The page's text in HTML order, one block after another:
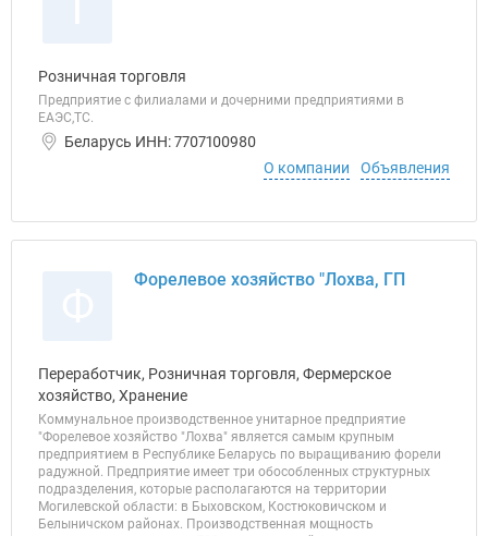
Розничная торговля
Предприятие с филиалами и дочерними предприятиями в
ЕАЭС,ТС.
Беларусь ИНН: 7707100980
О компании
Объявления
Форелевое хозяйство "Лохва, ГП
Переработчик, Розничная торговля, Фермерское
хозяйство, Хранение
Коммунальное производственное унитарное предприятие
"Форелевое хозяйство "Лохва" является самым крупным
предприятием в Республике Беларусь по выращиванию форели
радужной. Предприятие имеет три обособленных структурных
подразделения, которые располагаются на территории
Могилевской области: в Быховском, Костюковичском и
Белыничском районах. Производственная мощность